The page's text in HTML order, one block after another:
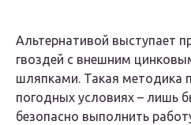
Альтернативой выступает
гвоздей с внешним
шляпками. Такая методика
погодных условиях – лишь
безопасно выполнить